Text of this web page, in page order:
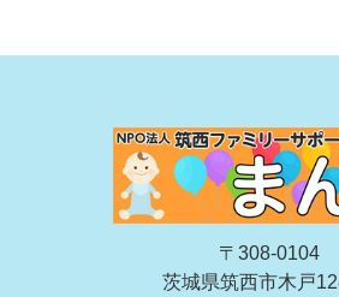
〒308-0104
茨城県筑西市木戸